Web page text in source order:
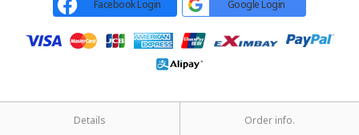
Facebook Login Google Login
Details Order info.